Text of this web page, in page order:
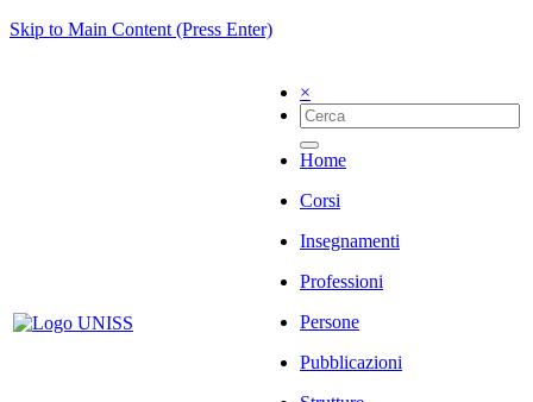
Skip to Main Content (Press Enter)
×
Home
Corsi
Insegnamenti
Professioni
Persone
Pubblicazioni